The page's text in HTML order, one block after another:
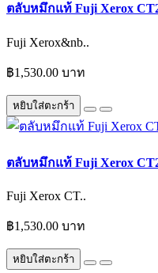
ตลับหมึกแท้ Fuji Xerox
Fuji Xerox&nb..
฿1,530.00 บาท
หยิบใส่ตะกร้า
ตลับหมึกแท้ Fuji Xerox
Fuji Xerox CT..
฿1,530.00 บาท
หยิบใส่ตะกร้า